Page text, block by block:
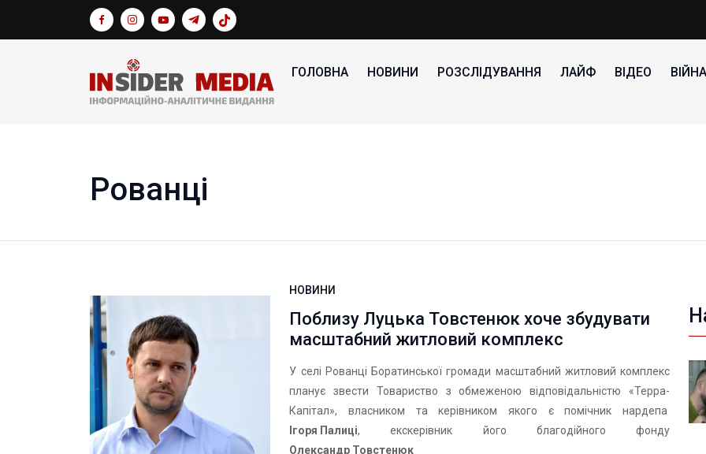
ГОЛОВНА НОВИНИ РОЗСЛІДУВАННЯ ЛАЙФ ВІДЕО ВІЙНА
Рованці
НОВИНИ
Поблизу Луцька Товстенюк хоче збудувати
масштабний житловий комплекс
У селі Рованці Боратинської громади масштабний житловий комплекс
планує звести Товариство з обмеженою відповідальністю «Терра-
Капітал», власником та керівником якого є помічник нардепа
Ігоря Палиці, екскерівник його благодійного фонду
Олександр Товстенюк